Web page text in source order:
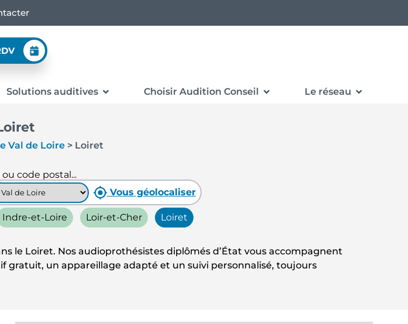
Solutions auditives Choisir Audition Conseil Le réseau
Val de Loire> Loiret
code postal...
Vous géolocaliser
Indre-et-Loire Loir-et-Cher Loiret
le Loiret. Nos audioprothésistes diplômés d’État vous accompagnent
gratuit, un appareillage adapté et un suivi personnalisé, toujours